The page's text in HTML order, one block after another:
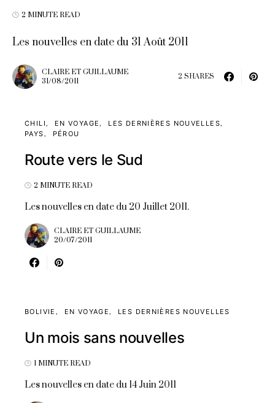
2 MINUTE READ
Les nouvelles en date du 31 Août 2011
CLAIRE ET GUILLAUME
31/08/2011
2 SHARES
CHILI EN VOYAGE
LES DERNIÈRES NOUVELLES
PAYS
PÉROU
Route vers le Sud
2 MINUTE READ
Les nouvelles en date du 20 Juillet 2011.
CLAIRE ET GUILLAUME
20/07/2011
BOLIVIE EN VOYAGE LES DERNIÈRES NOUVELLES
Un mois sans nouvelles
1 MINUTE READ
Les nouvelles en date du 14 Juin 2011